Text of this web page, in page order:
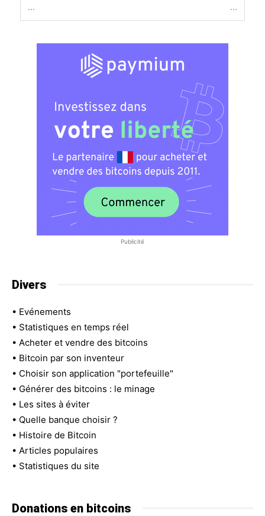
... ...
Publicité
Divers
• Evénements
• Statistiques en temps réel
• Acheter et vendre des bitcoins
• Bitcoin par son inventeur
• Choisir son application "portefeuille"
• Générer des bitcoins : le minage
• Les sites à éviter
• Quelle banque choisir ?
• Histoire de Bitcoin
• Articles populaires
• Statistiques du site
Donations en bitcoins